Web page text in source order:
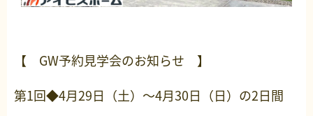
【 GW予約見学会のお知らせ 】
第1回◆4月29日（土）～4月30日（日）の2日間